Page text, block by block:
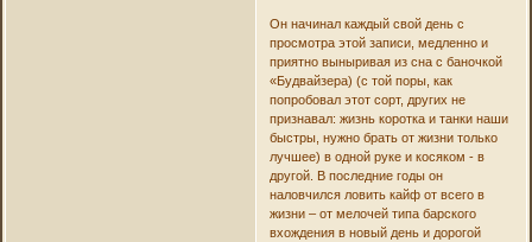
Он начинал каждый свой день с
просмотра этой записи, медленно и
приятно выныривая из сна с баночкой
«Будвайзера) (с той поры, как
попробовал этот сорт, других не
признавал: жизнь коротка и танки наши
быстры, нужно брать от жизни только
лучшее) в одной руке и косяком - в
другой. В последние годы он
наловчился ловить кайф от всего в
жизни – от мелочей типа барского
вхождения в новый день и дорогой